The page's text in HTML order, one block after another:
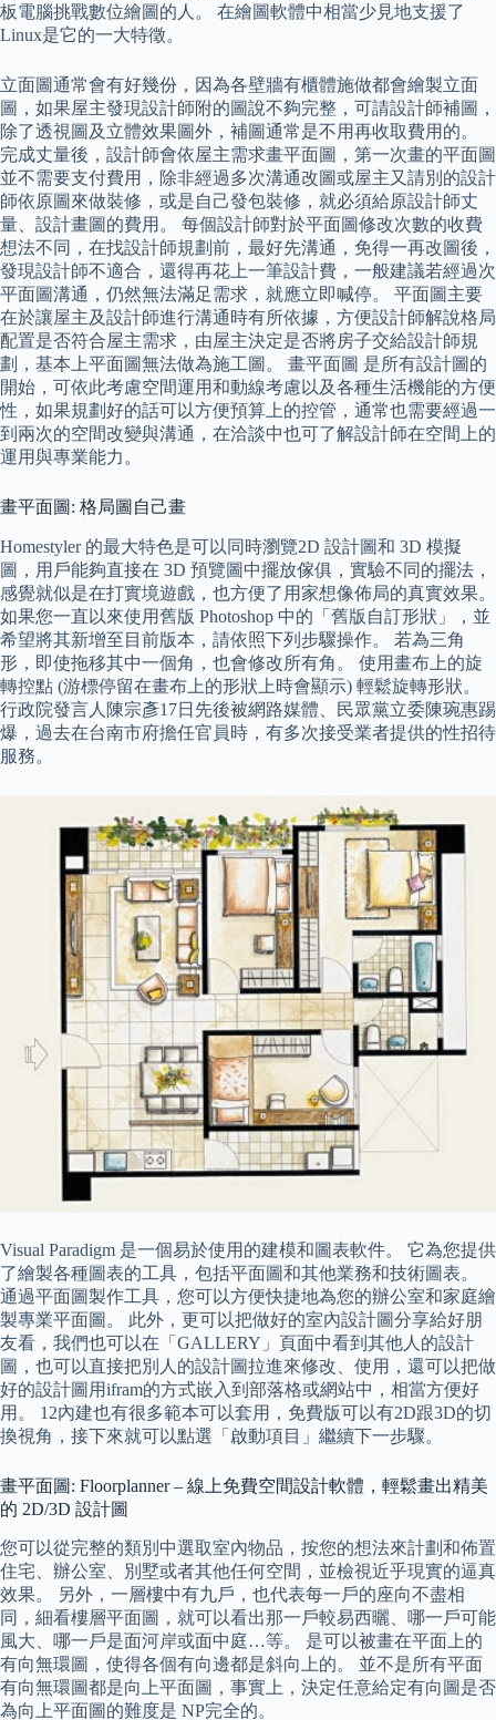
板電腦挑戰數位繪圖的人。 在繪圖軟體中相當少見地支援了
Linux是它的一大特徵。
立面圖通常會有好幾份，因為各壁牆有櫃體施做都會繪製立面
圖，如果屋主發現設計師附的圖說不夠完整，可請設計師補圖，
除了透視圖及立體效果圖外，補圖通常是不用再收取費用的。
完成丈量後，設計師會依屋主需求畫平面圖，第一次畫的平面圖
並不需要支付費用，除非經過多次溝通改圖或屋主又請別的設計
師依原圖來做裝修，或是自己發包裝修，就必須給原設計師丈
量、設計畫圖的費用。 每個設計師對於平面圖修改次數的收費
想法不同，在找設計師規劃前，最好先溝通，免得一再改圖後，
發現設計師不適合，還得再花上一筆設計費，一般建議若經過次
平面圖溝通，仍然無法滿足需求，就應立即喊停。 平面圖主要
在於讓屋主及設計師進行溝通時有所依據，方便設計師解說格局
配置是否符合屋主需求，由屋主決定是否將房子交給設計師規
劃，基本上平面圖無法做為施工圖。 畫平面圖 是所有設計圖的
開始，可依此考慮空間運用和動線考慮以及各種生活機能的方便
性，如果規劃好的話可以方便預算上的控管，通常也需要經過一
到兩次的空間改變與溝通，在洽談中也可了解設計師在空間上的
運用與專業能力。
畫平面圖: 格局圖自己畫
Homestyler 的最大特色是可以同時瀏覽2D 設計圖和 3D 模擬
圖，用戶能夠直接在 3D 預覽圖中擺放傢俱，實驗不同的擺法，
感覺就似是在打實境遊戲，也方便了用家想像佈局的真實效果。
如果您一直以來使用舊版 Photoshop 中的「舊版自訂形狀」，並
希望將其新增至目前版本，請依照下列步驟操作。 若為三角
形，即使拖移其中一個角，也會修改所有角。 使用畫布上的旋
轉控點 (游標停留在畫布上的形狀上時會顯示) 輕鬆旋轉形狀。
行政院發言人陳宗彥17日先後被網路媒體、民眾黨立委陳琬惠踢
爆，過去在台南市府擔任官員時，有多次接受業者提供的性招待
服務。
Visual Paradigm 是一個易於使用的建模和圖表軟件。 它為您提供
了繪製各種圖表的工具，包括平面圖和其他業務和技術圖表。
通過平面圖製作工具，您可以方便快捷地為您的辦公室和家庭繪
製專業平面圖。 此外，更可以把做好的室內設計圖分享給好朋
友看，我們也可以在「GALLERY」頁面中看到其他人的設計
圖，也可以直接把別人的設計圖拉進來修改、使用，還可以把做
好的設計圖用ifram的方式嵌入到部落格或網站中，相當方便好
用。 12內建也有很多範本可以套用，免費版可以有2D跟3D的切
換視角，接下來就可以點選「啟動項目」繼續下一步驟。
畫平面圖: Floorplanner – 線上免費空間設計軟體，輕鬆畫出精美
的 2D/3D 設計圖
您可以從完整的類別中選取室內物品，按您的想法來計劃和佈置
住宅、辦公室、別墅或者其他任何空間，並檢視近乎現實的逼真
效果。 另外，一層樓中有九戶，也代表每一戶的座向不盡相
同，細看樓層平面圖，就可以看出那一戶較易西曬、哪一戶可能
風大、哪一戶是面河岸或面中庭…等。 是可以被畫在平面上的
有向無環圖，使得各個有向邊都是斜向上的。 並不是所有平面
有向無環圖都是向上平面圖，事實上，決定任意給定有向圖是否
為向上平面圖的難度是 NP完全的。